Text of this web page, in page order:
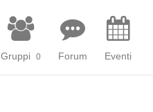
Gruppi 0 Forum Eventi